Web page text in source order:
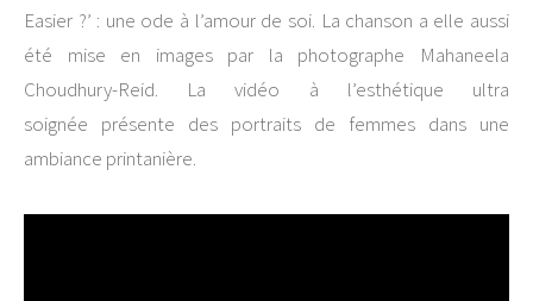
Easier ?’ : une ode à l’amour de soi. La chanson a elle aussi
été mise en images par la photographe Mahaneela
Choudhury-Reid. La vidéo à l’esthétique ultra
soignée présente des portraits de femmes dans une
ambiance printanière.